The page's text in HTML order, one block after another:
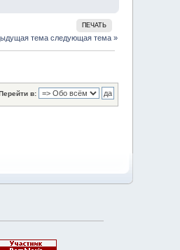
ПЕЧАТЬ
тема следующая тема »
в: